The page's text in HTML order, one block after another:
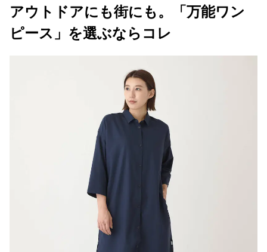
アウトドアにも街にも。「万能ワン
ピース」を選ぶならコレ